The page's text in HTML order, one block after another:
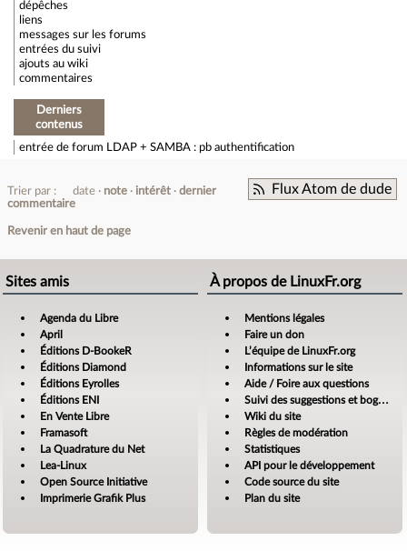
dépêches
liens
messages sur les forums
entrées du suivi
ajouts au wiki
commentaires
Derniers
contenus
entrée de forum LDAP + SAMBA : pb authentification
Flux Atom de dude
Trier par : date note intérêt
dernier
commentaire
Revenir en haut de page
Sites amis
Agenda du Libre
April
Éditions D-BookeR
Éditions Diamond
Éditions Eyrolles
Éditions ENI
En Vente Libre
Framasoft
La Quadrature du Net
Lea-Linux
Open Source Initiative
Imprimerie Grafik Plus
À propos de LinuxFr.org
Mentions légales
Faire un don
L’équipe de LinuxFr.org
Informations sur le site
Aide / Foire aux questions
Suivi des suggestions et bogues
Wiki du site
Règles de modération
Statistiques
API pour le développement
Code source du site
Plan du site